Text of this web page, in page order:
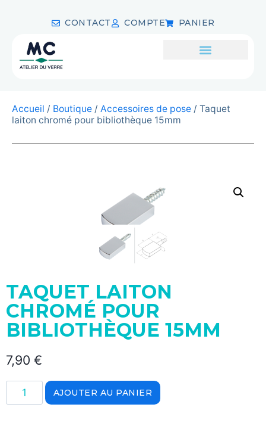
CONTACT COMPTE PANIER
Accueil / Boutique / Accessoires de pose / Taquet
laiton chromé pour bibliothèque 15mm
TAQUET LAITON
CHROMÉ POUR
BIBLIOTHÈQUE 15MM
7,90 €
AJOUTER AU PANIER